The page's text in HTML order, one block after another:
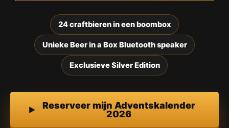
24 craftbieren in een boombox
Unieke Beer in a Box Bluetooth speaker
Exclusieve Silver Edition
Reserveer mijn Adventskalender
2026